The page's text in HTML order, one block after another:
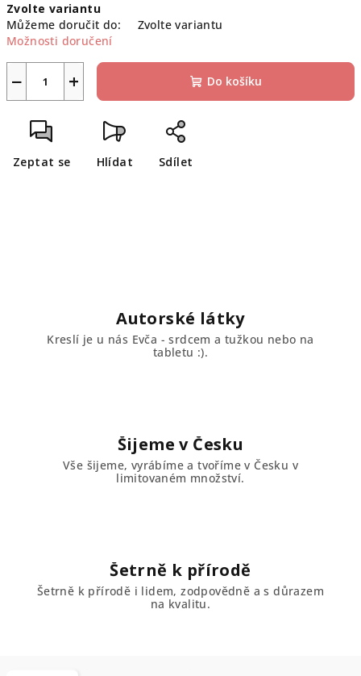
cena:
Zvolte variantu
Můžeme doručit do:
Zvolte variantu
Možnosti doručení
+
− Do košíku
Zeptat se Hlídat Sdílet
Autorské látky
Kreslí je u nás Evča - srdcem a tužkou nebo na
tabletu :).
Šijeme v Česku
Vše šijeme, vyrábíme a tvoříme v Česku v
limitovaném množství.
Šetrně k přírodě
Šetrně k přírodě i lidem, zodpovědně a s důrazem
na kvalitu.